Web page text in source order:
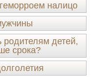
налицо
детей,
срока?